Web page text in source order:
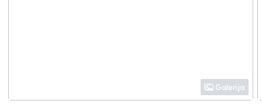
Galerija